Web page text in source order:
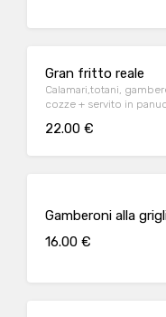
Gran fritto reale
Calamari,totani,
cozze + servito in panuozzo di pane
22.00 €
Gamberoni alla
16.00 €